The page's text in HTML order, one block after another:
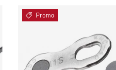
Promo